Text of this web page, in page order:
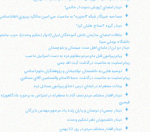
+ ديدار اعضاي "پويش دعوت از خاتمي"
+ مصاحبه خبرنگار شبكه "الجزيره" به مناسبت سي امين سالگرد پيروزي
+ ديدار گروه "اصلاح طلبان كرد"
+
ملاقات اعضاي سازمان دانش آموختگان ايران (ادوار تحكيم وحدت)، حزب
دانشگاه بوعلي سينا
ديدار دو تن از علماي اهل سنت سيستان و بلوچستان
+
پيام پيرامون قتل عام مردم مظلوم غزه به دست اسرائيل غاصب
پيام تسليت به مناسبت درگذشت آيت الله جمي
+
توصيه هايي به دانشمندان، نوانديشان و پژوهشگران علوم اسلامي
پيام تسليت به مناسبت درگذشت حجة الاسلام والمسلمين آقاي مسافري
+ بيانات معظم له در ابتداي درس اخلاق پيرامون مسائل غزه
+
ديدار اقشار مختلف مردم نجف آباد با معظم له در اعتراض به برخورد
قيصري
+ ديدار جمعي از دوستان و ياران زنده ياد مرحوم مهندس بازرگان
+ ديدار دانشجويان دفتر تحكيم وحدت
+ ديدار اقشار مختلف مردم در روز 22 بهمن